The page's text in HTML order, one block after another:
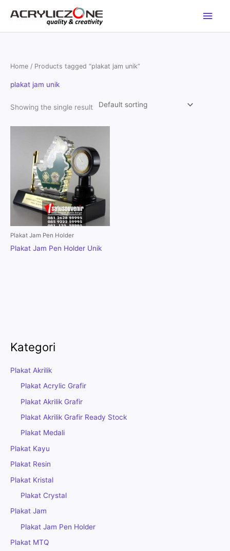
Main
Kategori
Plakat Akrilik
Plakat Acrylic Grafir
Plakat Akrilik Grafir
Plakat Akrilik Grafir Ready Stock
Plakat Medali
Plakat Kayu
Plakat Resin
Plakat Kristal
Plakat Crystal
Plakat Jam
Plakat Jam Pen Holder
Plakat MTQ
Home / Products tagged “plakat jam unik”
plakat jam unik
Showing the single result
Plakat Jam Pen Holder
Plakat Jam Pen Holder Unik